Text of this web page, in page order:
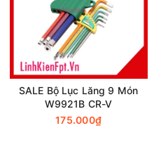
SALE Bộ Lục Lăng 9 Món
W9921B CR-V
175.000₫